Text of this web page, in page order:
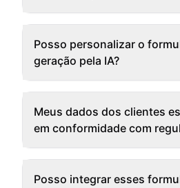
Posso personalizar o
geração pela IA?
Meus dados dos clientes
em conformidade com
Posso integrar esses